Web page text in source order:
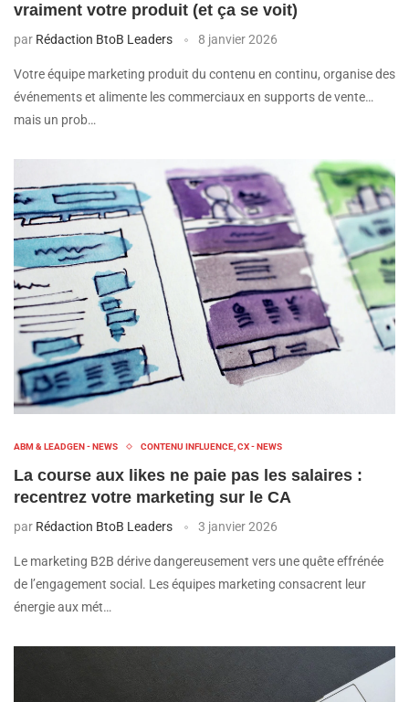
vraiment votre produit (et ça se voit)
par Rédaction BtoB Leaders 8 janvier 2026
Votre équipe marketing produit du contenu en continu, organise des
événements et alimente les commerciaux en supports de vente…
mais un prob…
ABM & LEADGEN - NEWS CONTENU INFLUENCE, CX - NEWS
La course aux likes ne paie pas les salaires :
recentrez votre marketing sur le CA
par Rédaction BtoB Leaders 3 janvier 2026
Le marketing B2B dérive dangereusement vers une quête effrénée
de l’engagement social. Les équipes marketing consacrent leur
énergie aux mét…